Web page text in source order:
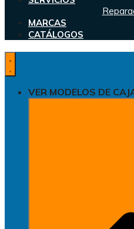
MARCAS
CATÁLOGOS
VER MODELOS DE